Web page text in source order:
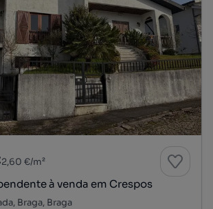
2,60 €/m²
à venda em Crespos
Braga, Braga